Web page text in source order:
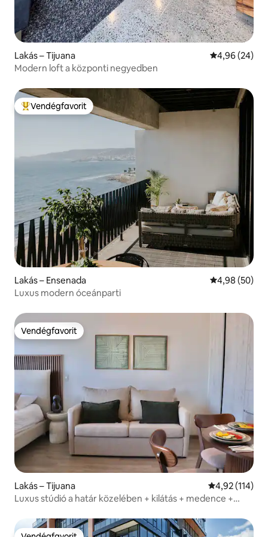
Lakás – Tijuana Átlagos
4,96 (24)
Modern loft a központi negyedben
Kiemelt vendégfavorit
Vendégfavorit
Lakás – Ensenada Átlagos
4,98 (50)
Luxus modern óceánparti
Vendégfavorit
Vendégfavorit
Lakás – Tijuana Átlagos
4,92 (114)
Luxus stúdió a határ közelében + kilátás + medence +